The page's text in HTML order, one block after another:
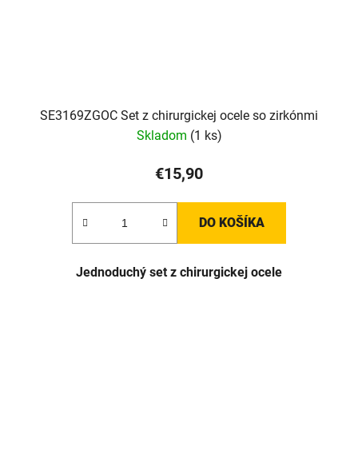
SE3169ZGOC Set z chirurgickej ocele so zirkónmi
Skladom (1 ks)
€15,90
DO KOŠÍKA
Jednoduchý set z chirurgickej ocele